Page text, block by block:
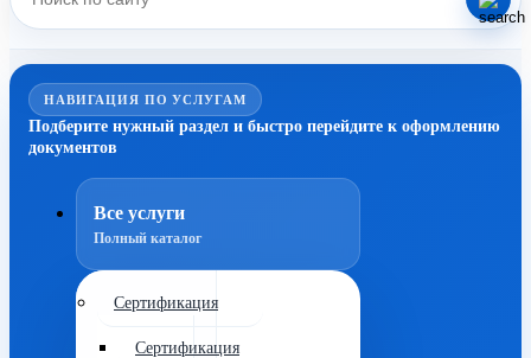
НАВИГАЦИЯ ПО УСЛУГАМ
Подберите нужный раздел и быстро перейдите к оформлению
документов
Все услуги
Полный каталог
Сертификация
Сертификация